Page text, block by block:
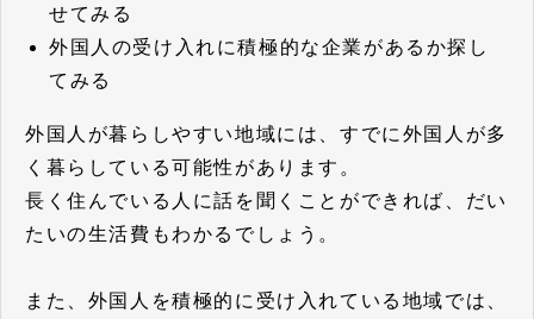
せてみる
外国人の受け入れに積極的な企業があるか探し
てみる
外国人が暮らしやすい地域には、すでに外国人が多
く暮らしている可能性があります。
長く住んでいる人に話を聞くことができれば、だい
たいの生活費もわかるでしょう。
また、外国人を積極的に受け入れている地域では、